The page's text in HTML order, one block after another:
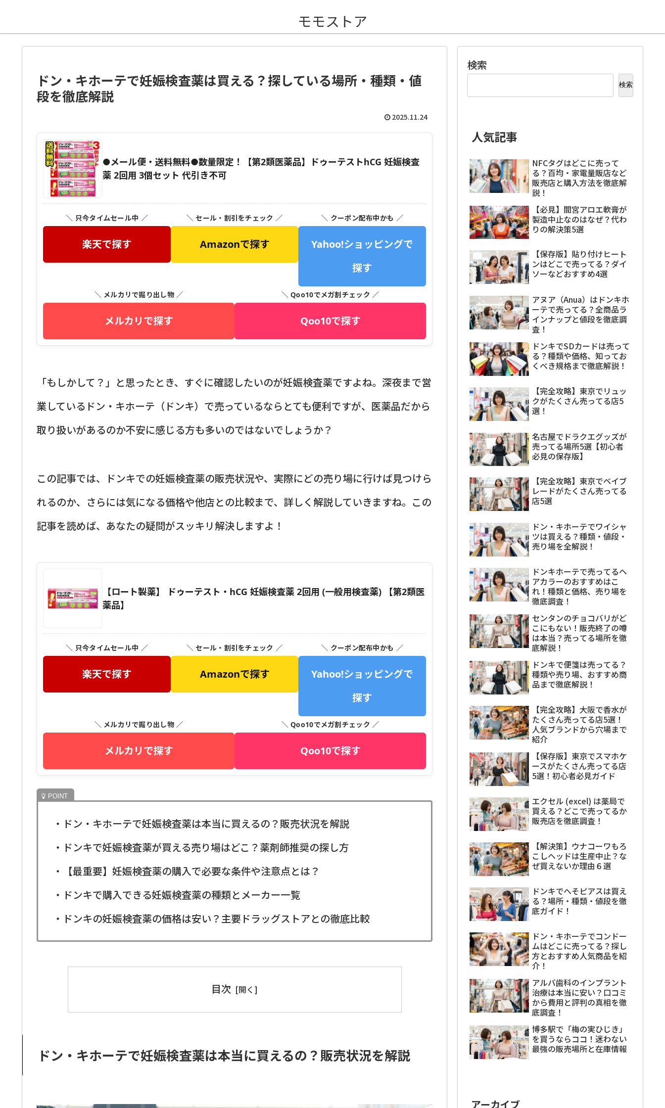
モモストア
ドン・キホーテで妊娠検査薬は買える？探している場所・種類・値
段を徹底解説
2025.11.24
●メール便・送料無料●数量限定！【第2類医薬品】ドゥーテストhCG 妊娠検査
薬 2回用 3個セット 代引き不可
＼ 只今タイムセール中 ／
楽天で探す
＼ セール・割引をチェック ／
Amazonで探す
＼ クーポン配布中かも ／
Yahoo!ショッピングで
探す
＼ メルカリで掘り出し物 ／
メルカリで探す
＼ Qoo10でメガ割チェック ／
Qoo10で探す
「もしかして？」と思ったとき、すぐに確認したいのが妊娠検査薬ですよね。深夜まで営
業しているドン・キホーテ（ドンキ）で売っているならとても便利ですが、医薬品だから
取り扱いがあるのか不安に感じる方も多いのではないでしょうか？
この記事では、ドンキでの妊娠検査薬の販売状況や、実際にどの売り場に行けば見つけら
れるのか、さらには気になる価格や他店との比較まで、詳しく解説していきますね。この
記事を読めば、あなたの疑問がスッキリ解決しますよ！
【ロート製薬】 ドゥーテスト・hCG 妊娠検査薬 2回用 (一般用検査薬) 【第2類医
薬品】
＼ 只今タイムセール中 ／
楽天で探す
＼ セール・割引をチェック ／
Amazonで探す
＼ クーポン配布中かも ／
Yahoo!ショッピングで
探す
＼ メルカリで掘り出し物 ／
メルカリで探す
＼ Qoo10でメガ割チェック ／
Qoo10で探す
・ドン・キホーテで妊娠検査薬は本当に買えるの？販売状況を解説
・ドンキで妊娠検査薬が買える売り場はどこ？薬剤師推奨の探し方
・【最重要】妊娠検査薬の購入で必要な条件や注意点とは？
・ドンキで購入できる妊娠検査薬の種類とメーカー一覧
・ドンキの妊娠検査薬の価格は安い？主要ドラッグストアとの徹底比較
目次
ドン・キホーテで妊娠検査薬は本当に買えるの？販売状況を解説
検索
検索
人気記事
NFCタグはどこに売って
る？百均・家電量販店など
販売店と購入方法を徹底解
説！
【必見】間宮アロエ軟膏が
製造中止なのはなぜ？代わ
りの解決策5選
【保存版】貼り付けヒート
ンはどこで売ってる？ダイ
ソーなどおすすめ4選
アヌア（Anua）はドンキホ
ーテで売ってる？全商品ラ
インナップと値段を徹底調
査！
ドンキでSDカードは売って
る？種類や価格、知ってお
くべき規格まで徹底解説！
【完全攻略】東京でリュッ
クがたくさん売ってる店5
選！
名古屋でドラクエグッズが
売ってる場所5選【初心者
必見の保存版】
【完全攻略】東京でベイブ
レードがたくさん売ってる
店5選
ドン・キホーテでワイシャ
ツは買える？種類・値段・
売り場を全解説！
ドンキホーテで売ってるヘ
アカラーのおすすめはこ
れ！種類と価格、売り場を
徹底調査！
センタンのチョコバリがど
こにもない！販売終了の噂
は本当？売ってる場所を徹
底解説！
ドンキで便箋は売ってる？
種類や売り場、おすすめ商
品まで徹底解説！
【完全攻略】大阪で香水が
たくさん売ってる店5選！
人気ブランドから穴場まで
紹介
【保存版】東京でスマホケ
ースがたくさん売ってる店
5選！初心者必見ガイド
エクセル (excel) は薬局で
買える？どこで売ってるか
販売店を徹底調査！
【解決策】ウナコーワもろ
こしヘッドは生産中止？な
ぜ買えないか理由６選
ドンキでへそピアスは買え
る？場所・種類・値段を徹
底ガイド！
ドン・キホーテでコンドー
ムはどこに売ってる？探し
方とおすすめ人気商品を紹
介！
アルバ歯科のインプラント
治療は本当に安い？口コミ
から費用と評判の真相を徹
底調査！
博多駅で「梅の実ひじき」
を買うならココ！迷わない
最強の販売場所と在庫情報
アーカイブ